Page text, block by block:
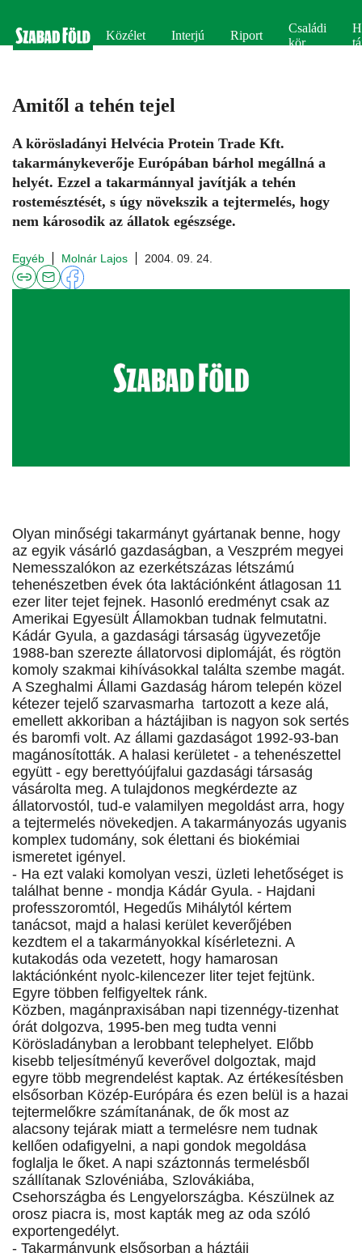
Közélet Interjú Riport
Családi
kör
Amitől a tehén tejel
A körösladányi Helvécia Protein Trade Kft.
takarmánykeverője Európában bárhol megállná a
helyét. Ezzel a takarmánnyal javítják a tehén
rostemésztését, s úgy növekszik a tejtermelés, hogy
nem károsodik az állatok egészsége.
Egyéb Molnár Lajos 2004. 09. 24.
Olyan minőségi takarmányt gyártanak benne, hogy
az egyik vásárló gazdaságban, a Veszprém megyei
Nemesszalókon az ezerkétszázas létszámú
tehenészetben évek óta laktációnként átlagosan 11
ezer liter tejet fejnek. Hasonló eredményt csak az
Amerikai Egyesült Államokban tudnak felmutatni.
Kádár Gyula, a gazdasági társaság ügyvezetője
1988-ban szerezte állatorvosi diplomáját, és rögtön
komoly szakmai kihívásokkal találta szembe magát.
A Szeghalmi Állami Gazdaság három telepén közel
kétezer tejelő szarvasmarha tartozott a keze alá,
emellett akkoriban a háztájiban is nagyon sok sertés
és baromfi volt. Az állami gazdaságot 1992-93-ban
magánosították. A halasi kerületet - a tehenészettel
együtt - egy berettyóújfalui gazdasági társaság
vásárolta meg. A tulajdonos megkérdezte az
állatorvostól, tud-e valamilyen megoldást arra, hogy
a tejtermelés növekedjen. A takarmányozás ugyanis
komplex tudomány, sok élettani és biokémiai
ismeretet igényel.
- Ha ezt valaki komolyan veszi, üzleti lehetőséget is
találhat benne - mondja Kádár Gyula. - Hajdani
professzoromtól, Hegedűs Mihálytól kértem
tanácsot, majd a halasi kerület keverőjében
kezdtem el a takarmányokkal kísérletezni. A
kutakodás oda vezetett, hogy hamarosan
laktációnként nyolc-kilencezer liter tejet fejtünk.
Egyre többen felfigyeltek ránk.
Közben, magánpraxisában napi tizennégy-tizenhat
órát dolgozva, 1995-ben meg tudta venni
Körösladányban a lerobbant telephelyet. Előbb
kisebb teljesítményű keverővel dolgoztak, majd
egyre több megrendelést kaptak. Az értékesítésben
elsősorban Közép-Európára és ezen belül is a hazai
tejtermelőkre számítanának, de ők most az
alacsony tejárak miatt a termelésre nem tudnak
kellően odafigyelni, a napi gondok megoldása
foglalja le őket. A napi száztonnás termelésből
szállítanak Szlovéniába, Szlovákiába,
Csehországba és Lengyelországba. Készülnek az
orosz piacra is, most kapták meg az oda szóló
exportengedélyt.
- Takarmányunk elsősorban a háztáji